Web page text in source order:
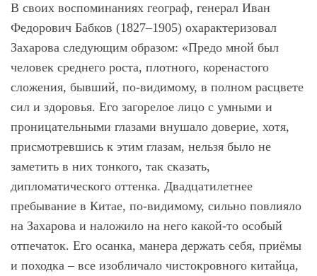
В своих воспоминаниях географ, генерал Иван
Федорович Бабков (1827–1905) охарактеризовал
Захарова следующим образом: «Предо мной был
человек среднего роста, плотного, коренастого
сложения, бывший, по-видимому, в полном расцвете
сил и здоровья. Его загорелое лицо с умными и
проницательными глазами внушало доверие, хотя,
присмотревшись к этим глазам, нельзя было не
заметить в них тонкого, так сказать,
дипломатического оттенка. Двадцатилетнее
пребывание в Китае, по-видимому, сильно повлияло
на Захарова и наложило на него какой-то особый
отпечаток. Его осанка, манера держать себя, приёмы
и походка – все изобличало чистокровного китайца,